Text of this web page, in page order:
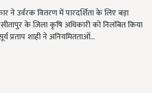
ने उर्वरक वितरण में पारदर्शिता के लिए बड़ा
के जिला कृषि अधिकारी को निलंबित किया
प्रताप शाही ने अनियमितताओं…